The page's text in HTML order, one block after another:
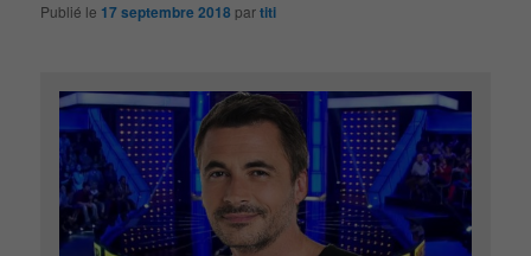
Publié le 17 septembre 2018 partiti